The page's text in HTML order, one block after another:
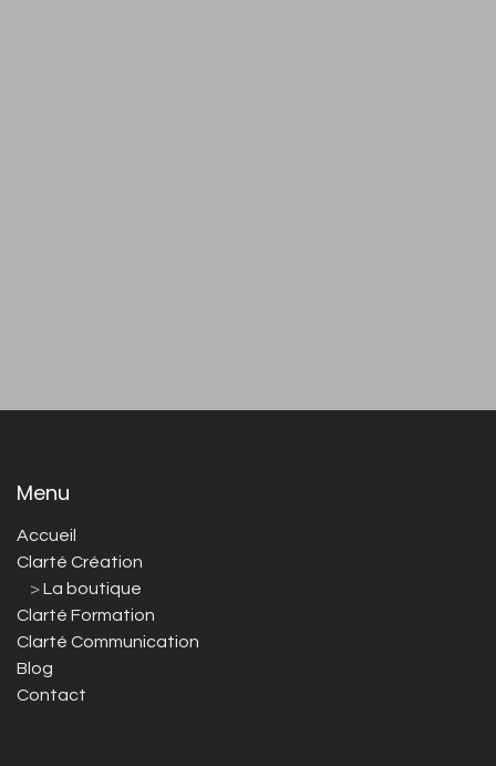
Menu
Accueil
Clarté Création
>La boutique
Clarté Formation
Clarté Communication
Blog
Contact